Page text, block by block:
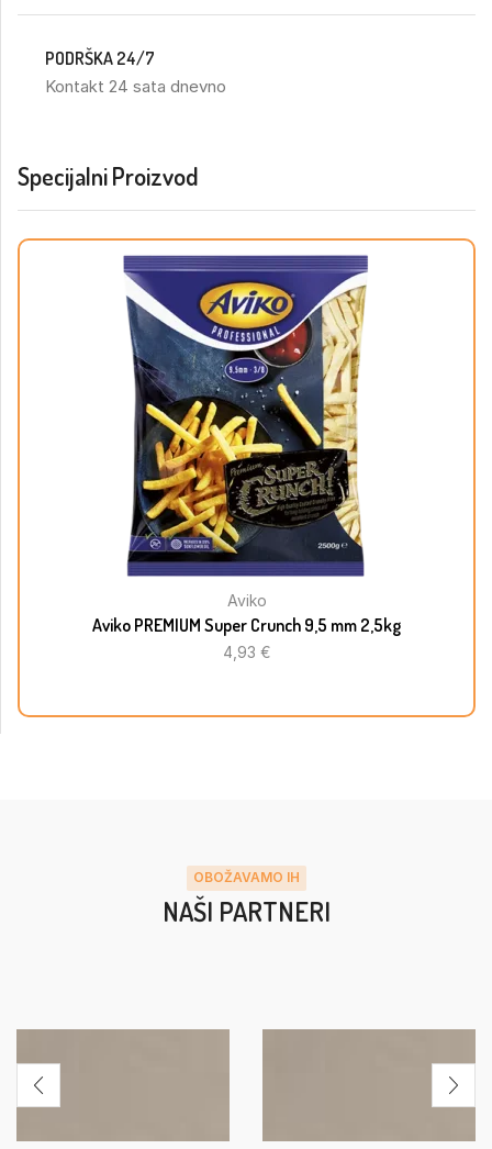
PODRŠKA 24/7
Kontakt 24 sata dnevno
Specijalni Proizvod
Aviko
Aviko PREMIUM Super Crunch 9,5 mm 2,5kg
4,93 €
OBOŽAVAMO IH
NAŠI PARTNERI